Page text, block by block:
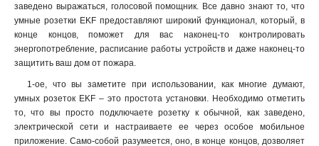
заведено выражаться, голосовой помощник. Все давно знают то, что
умные розетки EKF предоставляют широкий функционал, который, в
конце концов, поможет для вас наконец-то контролировать
энергопотребление, расписание работы устройств и даже наконец-то
защитить ваш дом от пожара.
1-ое, что вы заметите при использовании, как многие думают,
умных розеток EKF – это простота установки. Необходимо отметить
то, что вы просто подключаете розетку к обычной, как заведено,
электрической сети и настраиваете ее через особое мобильное
приложение. Само-собой разумеется, оно, в конце концов, дозволяет